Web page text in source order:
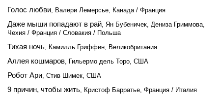
Голос любви, Валери Лемерсье, Канада / Франция
Даже мыши попадают в рай, Ян Бубеничек, Дениза Гриммова,
Чехия / Франция / Словакия / Польша
Тихая ночь, Камилль Гриффин, Великобритания
Аллея кошмаров, Гильермо дель Торо, США
Робот Ари, Стив Шимек, США
9 причин, чтобы жить, Кристоф Барратье, Франция / Италия